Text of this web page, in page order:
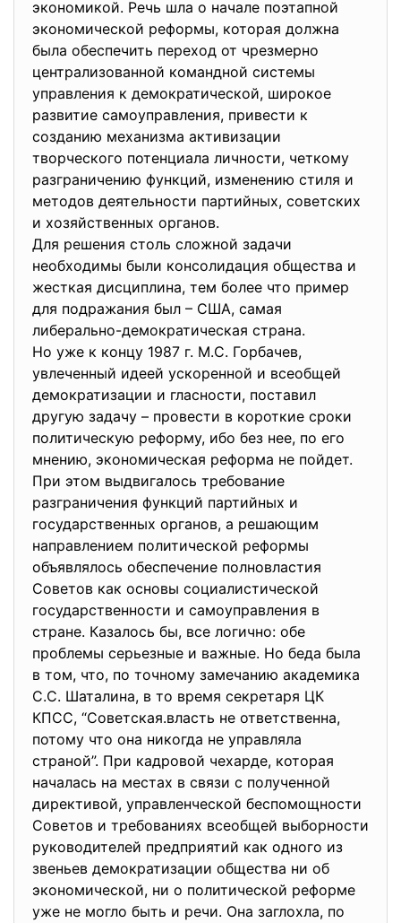
экономикой. Речь шла о начале поэтапной
экономической реформы, которая должна
была обеспечить переход от чрезмерно
централизованной командной системы
управления к демократической, широкое
развитие самоуправления, привести к
созданию механизма активизации
творческого потенциала личности, четкому
разграничению функций, изменению стиля и
методов деятельности партийных, советских
и хозяйственных органов.
Для решения столь сложной задачи
необходимы были консолидация общества и
жесткая дисциплина, тем более что пример
для подражания был – США, самая
либерально-демократическая страна.
Но уже к концу 1987 г. М.С. Горбачев,
увлеченный идеей ускоренной и всеобщей
демократизации и гласности, поставил
другую задачу – провести в короткие сроки
политическую реформу, ибо без нее, по его
мнению, экономическая реформа не пойдет.
При этом выдвигалось требование
разграничения функций партийных и
государственных органов, а решающим
направлением политической реформы
объявлялось обеспечение полновластия
Советов как основы социалистической
государственности и самоуправления в
стране. Казалось бы, все логично: обе
проблемы серьезные и важные. Но беда была
в том, что, по точному замечанию академика
С.С. Шаталина, в то время секретаря ЦК
КПСС, “Советская.власть не ответственна,
потому что она никогда не управляла
страной”. При кадровой чехарде, которая
началась на местах в связи с полученной
директивой, управленческой беспомощности
Советов и требованиях всеобщей выборности
руководителей предприятий как одного из
звеньев демократизации общества ни об
экономической, ни о политической реформе
уже не могло быть и речи. Она заглохла, по